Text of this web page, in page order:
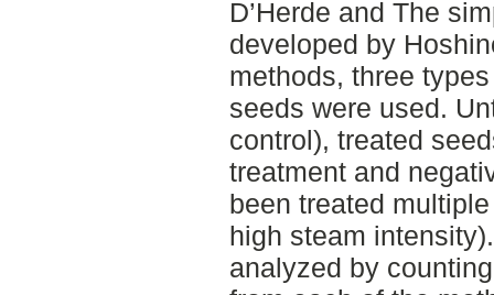
D’Herde and The
developed by
methods, three
seeds were used.
control), treated
treatment and
been treated
high steam
analyzed by